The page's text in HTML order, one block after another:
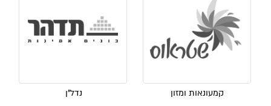
קמעונאות ומזון נדל"ן